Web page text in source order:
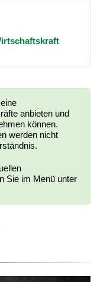
–
Kassenärztliche
kamen sächsische
Gesprächsrunde...
anbieten und
können.
werden nicht
Sie im Menü unter